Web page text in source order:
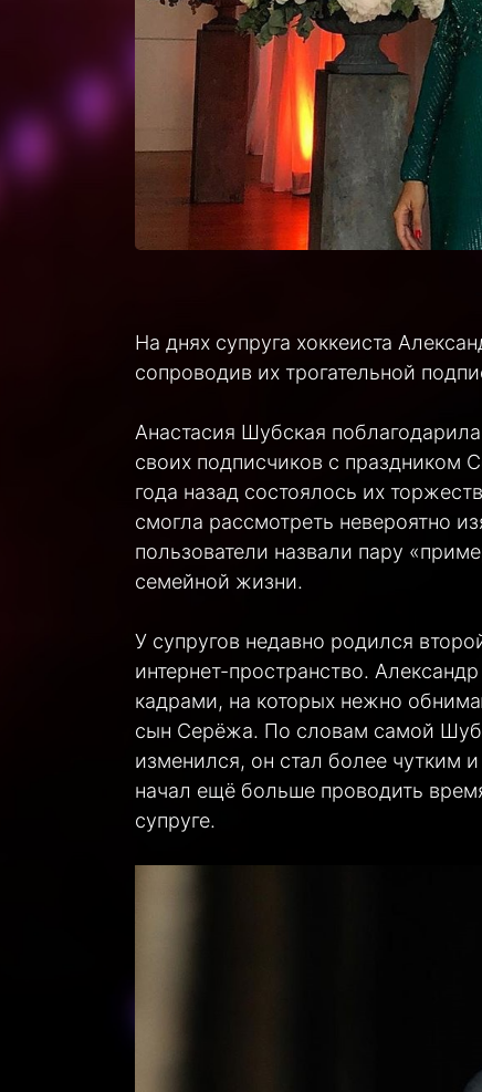
На днях супруга хоккеиста
сопроводив их трогательной
Анастасия Шубская
своих подписчиков с праздником
года назад состоялось их
смогла рассмотреть невероятно
пользователи назвали пару
семейной жизни.
У супругов недавно родился
интернет-пространство.
кадрами, на которых нежно
сын Серёжа. По словам самой
изменился, он стал более чутким
начал ещё больше проводить
супруге.